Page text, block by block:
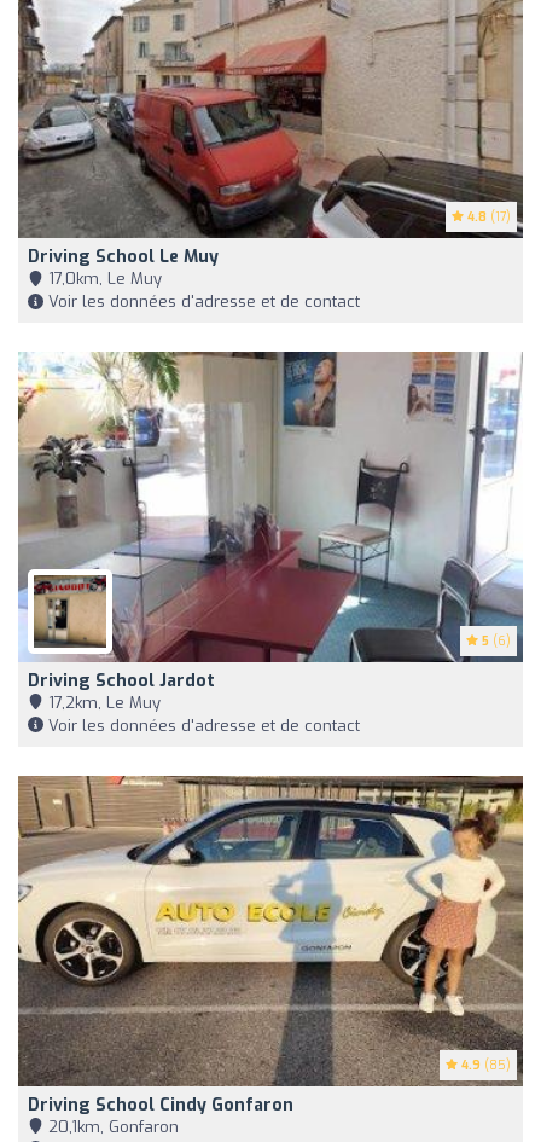
4.8 (17)
Driving School Le Muy
17,0km, Le Muy
Voir les données d'adresse et de contact
5 (6)
Driving School Jardot
17,2km, Le Muy
Voir les données d'adresse et de contact
4.9 (85)
Driving School Cindy Gonfaron
20,1km, Gonfaron